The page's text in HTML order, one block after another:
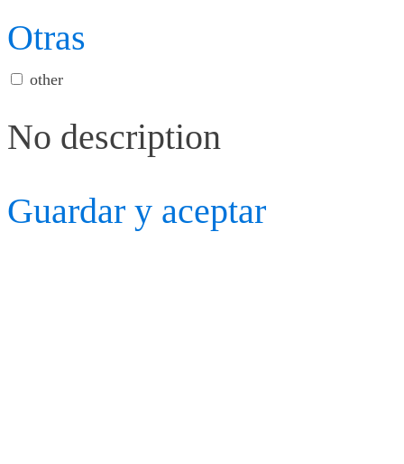
Otras
other
No description
Guardar y aceptar